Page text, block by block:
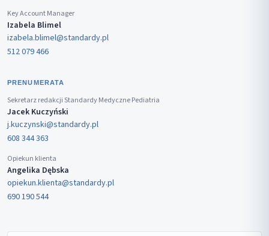
Key Account Manager
Izabela Blimel
izabela.blimel@standardy.pl
512 079 466
PRENUMERATA
Sekretarz redakcji Standardy Medyczne Pediatria
Jacek Kuczyński
j.kuczynski@standardy.pl
608 344 363
Opiekun klienta
Angelika Dębska
opiekun.klienta@standardy.pl
690 190 544